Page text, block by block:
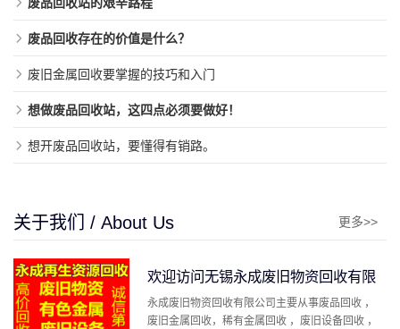
废品回收存在的价值是什么？
废旧金属回收要掌握的技巧和入门
想做废品回收站，这四点必须要做好！
想开废品回收站，要懂得有销路。
关于我们 / About Us 更多>>
欢迎访问无锡永成废旧物资回收有限
公司
永成废旧物资回收有限公司主要从事废品回收 ，
废旧金属回收，稀有金属回收 ，废旧设备回收 ，